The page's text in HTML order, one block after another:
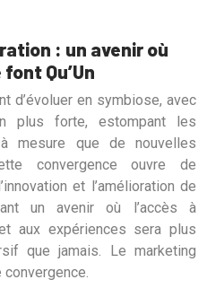
: un avenir où
Qu’Un
d’évoluer en symbiose, avec
plus forte, estompant les
mesure que de nouvelles
convergence ouvre de
et l’amélioration de
un avenir où l’accès à
aux expériences sera plus
que jamais. Le marketing